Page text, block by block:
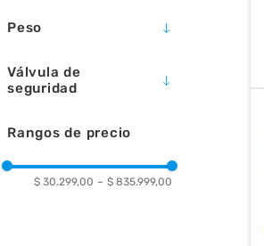
5
ARGENTINA
Peso
8 KG
2 KG
Válvula de
seguridad
SI
Rangos de precio
$ 30.299,00 – $ 835.999,00